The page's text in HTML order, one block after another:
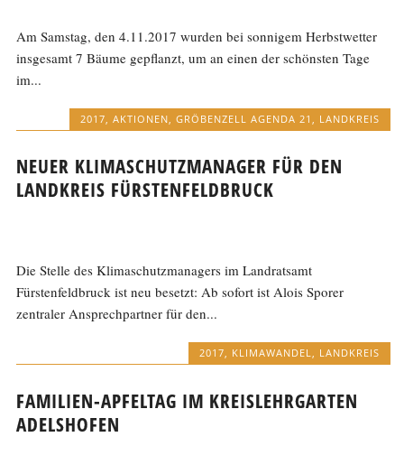
Am Samstag, den 4.11.2017 wurden bei sonnigem Herbstwetter
insgesamt 7 Bäume gepflanzt, um an einen der schönsten Tage
im...
2017 AKTIONEN GRÖBENZELL AGENDA 21 LANDKREIS
NEUER KLIMASCHUTZMANAGER FÜR DEN
LANDKREIS FÜRSTENFELDBRUCK
Die Stelle des Klimaschutzmanagers im Landratsamt
Fürstenfeldbruck ist neu besetzt: Ab sofort ist Alois Sporer
zentraler Ansprechpartner für den...
2017, KLIMAWANDEL, LANDKREIS
FAMILIEN-APFELTAG IM KREISLEHRGARTEN
ADELSHOFEN